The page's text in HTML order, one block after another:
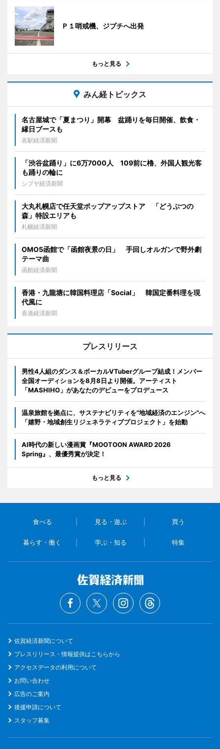
Ｐ１哨戒機、ジブチへ出発
もっと見る
みん経トピックス
名古屋城で「夏まつり」開幕 盆踊りを毎日開催、飲食・
縁日ブースも
名駅経済新聞
「渋谷盆踊り」に6万7000人 109前に櫓、外国人観光客
も踊りの輪に
シブヤ経済新聞
大丸札幌店で任天堂ポップアップストア 「どうぶつの
森」特設エリアも
札幌経済新聞
OMO5函館で「函館夜景の日」 手回しオルガンで野外劇
テーマ曲
函館経済新聞
香港・九龍塘に韓国料理店「Social」 韓国定番料理を現
代風に
香港経済新聞
プレスリリース
男性4人組のダンス＆ボーカルVTuberグループ結成！メンバー
全国オーディションを8月8日より開催。アーティスト
「MASHIHO」があなたのデビューをプロデュース
温泉旅館を拠点に、サステナビリティを"地域経済のエンジン"へ
「嬉野・地域創生リジェネラティブプロジェクト」を始動
AI時代の新しい漫画賞『MOOTOON AWARD 2026
Spring』、最優秀賞が決定！
もっと見る
食べる 見る・遊ぶ 買う
暮らす・働く 学ぶ・知る 特集
佐賀経済新聞について
プレスリリース・情報提供はこちらから
アクセスデータの利用について
お問い合わせ
広告のご案内
後援申請について
スタッフ募集